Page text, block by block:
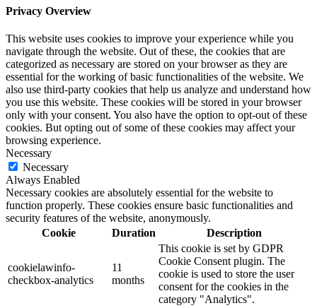
Privacy Overview
This website uses cookies to improve your experience while you
navigate through the website. Out of these, the cookies that are
categorized as necessary are stored on your browser as they are
essential for the working of basic functionalities of the website. We
also use third-party cookies that help us analyze and understand how
you use this website. These cookies will be stored in your browser
only with your consent. You also have the option to opt-out of these
cookies. But opting out of some of these cookies may affect your
browsing experience.
Necessary
Necessary
Always Enabled
Necessary cookies are absolutely essential for the website to
function properly. These cookies ensure basic functionalities and
security features of the website, anonymously.
Cookie
Duration Description
cookielawinfo-
checkbox-analytics
11
months
This cookie is set by GDPR
Cookie Consent plugin. The
cookie is used to store the user
consent for the cookies in the
category "Analytics".